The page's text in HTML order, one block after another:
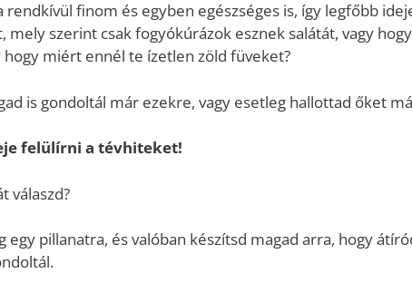
rendkívül finom és egyben egészséges is, így legfőbb
mely szerint csak fogyókúrázok esznek salátát, vagy
hogy miért ennél te ízetlen zöld füveket?
is gondoltál már ezekre, vagy esetleg hallottad őket
felülírni a tévhiteket!
válaszd?
egy pillanatra, és valóban készítsd magad arra, hogy